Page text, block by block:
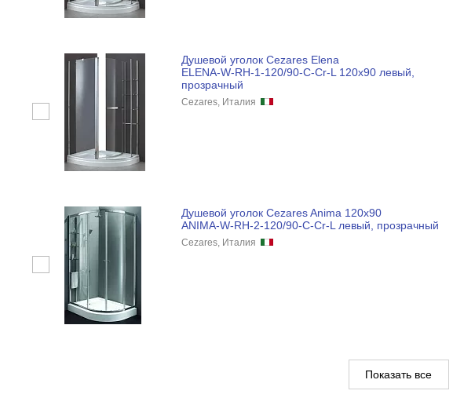
Душевой уголок Cezares Elena
ELENA-W-RH-1-120/90-C-Cr-L 120x90 левый,
прозрачный
Cezares, Италия
Душевой уголок Cezares Anima 120x90
ANIMA-W-RH-2-120/90-C-Cr-L левый, прозрачный
Cezares, Италия
Показать все